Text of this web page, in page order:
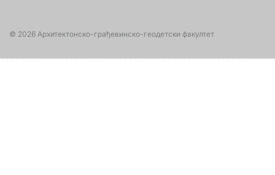
© 2026 Архитектонско-грађевинско-геодетски факултет